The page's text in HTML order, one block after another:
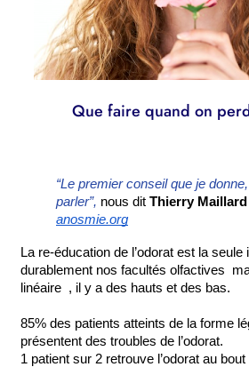
Que faire quand on
“Le premier conseil que je donne,
parler”, nous dit Thierry Maillard
anosmie.org
La re-éducation de l’odorat est la
durablement nos facultés olfactives
linéaire  , il y a des hauts et des bas.
85% des patients atteints de la forme
présentent des troubles de l’odorat.
1 patient sur 2 retrouve l’odorat au bout